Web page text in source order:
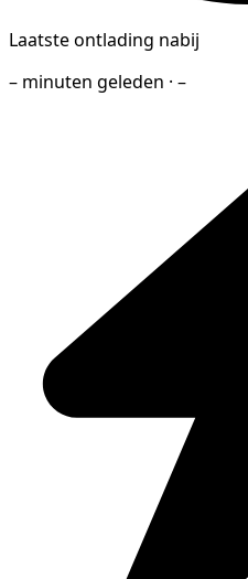
Laatste ontlading nabij
– minuten geleden · –